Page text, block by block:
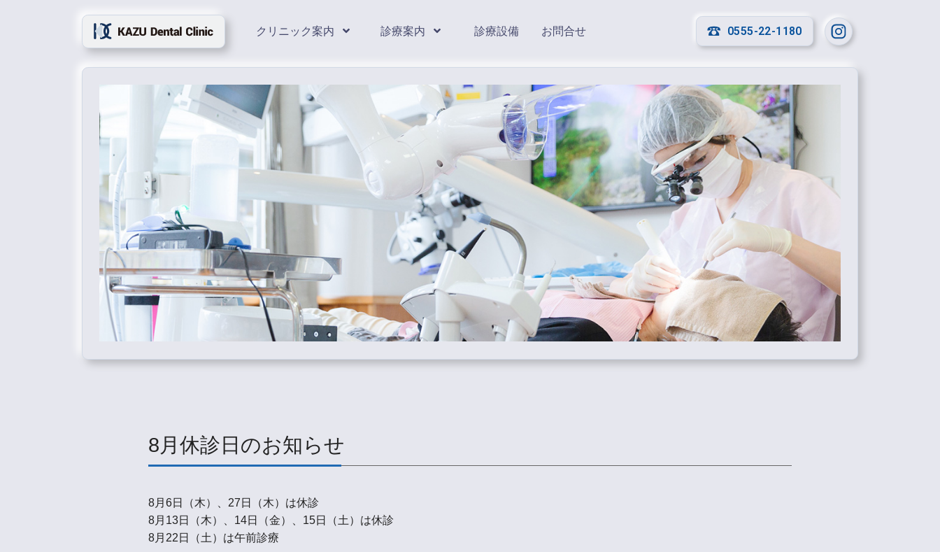
クリニック案内 診療案内 診療設備 お問合せ 0555-22-1180
8月休診日のお知らせ
8月6日（木）、27日（木）は休診
8月13日（木）、14日（金）、15日（土）は休診
8月22日（土）は午前診療